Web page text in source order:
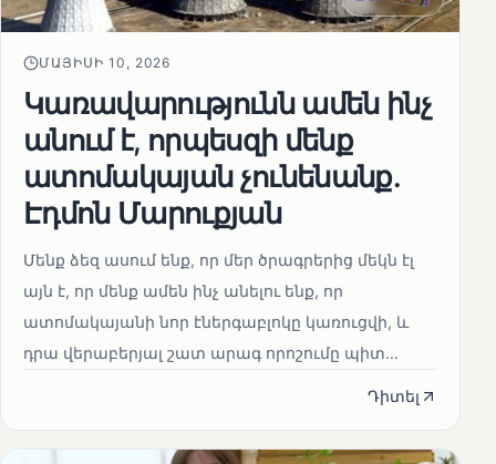
ՄԱՅԻՍԻ 10, 2026
Կառավարությունն ամեն ինչ
անում է, որպեսզի մենք
ատոմակայան չունենանք․
Էդմոն Մարուքյան
Մենք ձեզ ասում ենք, որ մեր ծրագրերից մեկն էլ
այն է, որ մենք ամեն ինչ անելու ենք, որ
ատոմակայանի նոր էներգաբլոկը կառուցվի, և
դրա վերաբերյալ շատ արագ որոշումը պիտ...
Դիտել